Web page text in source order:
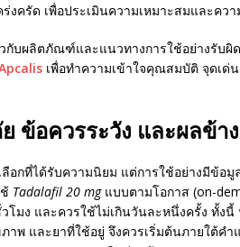
งครัด เพื่อประเมินความเหมาะสมและคว
กับผลิตภัณฑ์และแนวทางการใช้อย่างรับผิ
เพื่อทำความเข้าใจคุณสมบัติ จุดเด่
ข้อควรระวัง และผลข้า
ลือกที่ได้รับความนิยม แต่การใช้อย่างมีข้อ
Tadalafil 20 mgแบบตามโอกาส (on-
โมง และควรใช้ไม่เกินวันละหนึ่งครั้ง ทั้ง
าพ และยาที่ใช้อยู่ จึงควรเริ่มต้นภายใต้ค